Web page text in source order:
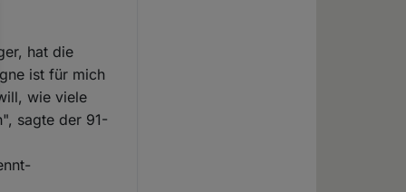
hat die
ist für mich
wie viele
sagte der 91-